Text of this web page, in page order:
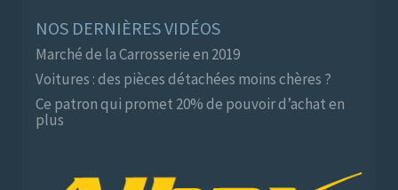
NOS DERNIÈRES VIDÉOS
Marché de la Carrosserie en 2019
Voitures : des pièces détachées moins chères ?
Ce patron qui promet 20% de pouvoir d’achat en
plus